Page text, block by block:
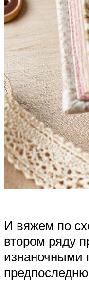
И вяжем по
втором ряду
изнаночными